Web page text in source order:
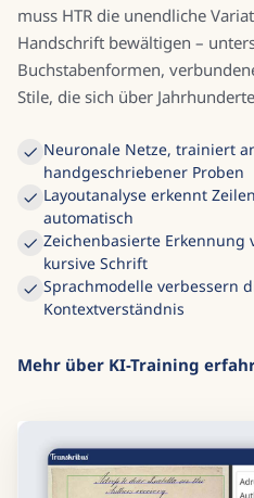
muss HTR die unendliche
Handschrift bewältigen –
Buchstabenformen,
Stile, die sich über
Neuronale Netze, trainiert
handgeschriebener Proben
Layoutanalyse erkennt
automatisch
Zeichenbasierte
kursive Schrift
Sprachmodelle verbessern
Kontextverständnis
Mehr über KI-Training